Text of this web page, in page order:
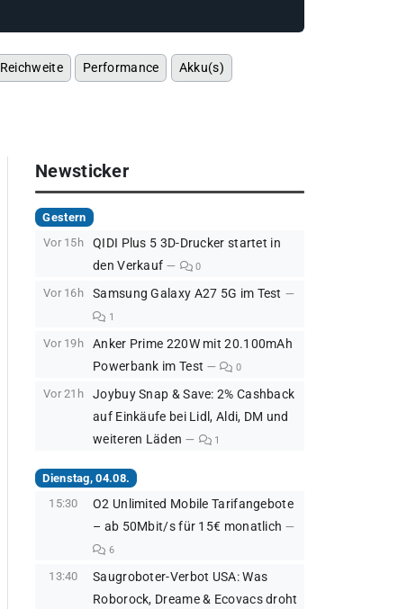
Performance
Akku(s)
Newsticker
Gestern
Vor 15h
QIDI Plus 5 3D-Drucker startet in
den Verkauf
0
Vor 16h Samsung Galaxy A27 5G im Test
1
Vor 19h
Anker Prime 220W mit 20.100mAh
Powerbank im Test
0
Vor 21h
Joybuy Snap & Save: 2% Cashback
auf Einkäufe bei Lidl, Aldi, DM und
weiteren Läden
1
Dienstag, 04.08.
15:30
O2 Unlimited Mobile Tarifangebote
– ab 50Mbit/s für 15€ monatlich
6
13:40
Saugroboter-Verbot USA: Was
Roborock, Dreame & Ecovacs droht